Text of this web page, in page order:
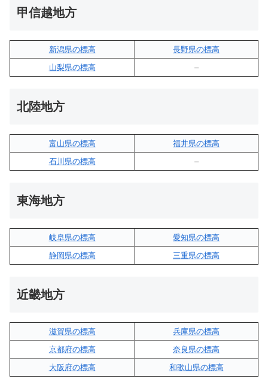
甲信越地方
新潟県の標高
長野県の標高
山梨県の標高
–
北陸地方
富山県の標高
福井県の標高
石川県の標高
–
東海地方
岐阜県の標高
愛知県の標高
静岡県の標高
三重県の標高
近畿地方
滋賀県の標高
兵庫県の標高
京都府の標高
奈良県の標高
大阪府の標高
和歌山県の標高